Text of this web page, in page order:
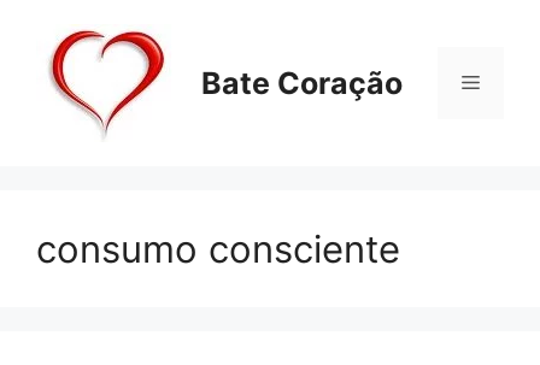
conteúdo
Bate Coração Menu
consumo consciente